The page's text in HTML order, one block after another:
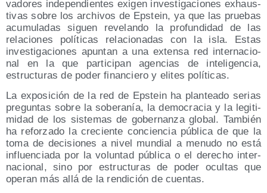
va­do­res inde­pen­dien­tes exi­gen inves­ti­ga­cio­nes exhaus­
ti­vas sobre los archi­vos de Eps­tein, ya que las prue­bas
acu­mu­la­das siguen reve­lan­do la pro­fun­di­dad de las
rela­cio­nes polí­ti­cas rela­cio­na­das con la isla. Estas
inves­ti­ga­cio­nes apun­tan a una exten­sa red inter­na­cio­
nal en la que par­ti­ci­pan agen­cias de inte­li­gen­cia,
estruc­tu­ras de poder finan­cie­ro y eli­tes políticas.
La expo­si­ción de la red de Eps­tein ha plan­tea­do serias
pre­gun­tas sobre la sobe­ra­nía, la demo­cra­cia y la legi­ti­
mi­dad de los sis­te­mas de gober­nan­za glo­bal. Tam­bién
ha refor­za­do la cre­cien­te con­cien­cia públi­ca de que la
toma de deci­sio­nes a nivel mun­dial a menu­do no está
influen­cia­da por la volun­tad públi­ca o el dere­cho inter­
na­cio­nal, sino por estruc­tu­ras de poder ocul­tas que
ope­ran más allá de la ren­di­ción de cuentas.